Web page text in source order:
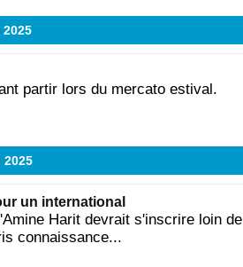
partir lors du mercato estival.
un international
Harit devrait s'inscrire loin de
connaissance...